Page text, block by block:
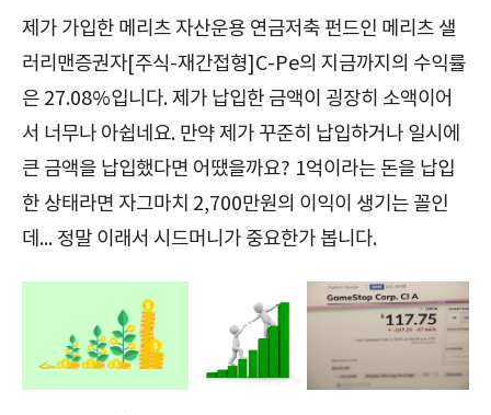
제가 가입한 메리츠 자산운용 연금저축 펀드인 메리츠 샐
러리맨증권자[주식-재간접형]C-Pe의 지금까지의 수익률
은 27.08%입니다. 제가 납입한 금액이 굉장히 소액이어
서 너무나 아쉽네요. 만약 제가 꾸준히 납입하거나 일시에
큰 금액을 납입했다면 어땠을까요? 1억이라는 돈을 납입
한 상태라면 자그마치 2,700만원의 이익이 생기는 꼴인
데... 정말 이래서 시드머니가 중요한가 봅니다.